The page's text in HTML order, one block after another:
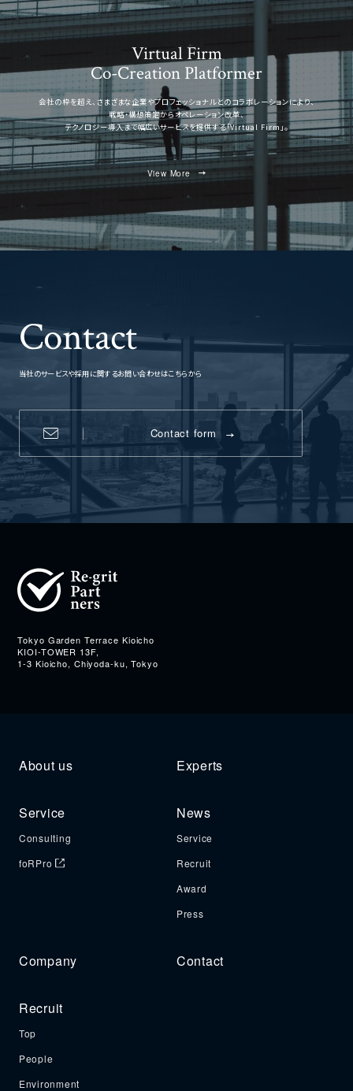
Virtual Firm
Co-Creation Platformer
会社の枠を超え、さまざまな企業やプロフェッショナルとのコラボレーションにより、
戦略・構想策定からオペレーション改革、
テクノロジー導入まで幅広いサービスを提供する「Virtual Firm」。
View More
Contact
当社のサービスや採用に関するお問い合わせはこちらから
Contact form
Tokyo Garden Terrace Kioicho
KIOI-TOWER 13F,
1-3 Kioicho, Chiyoda-ku, Tokyo
About us Experts
Service
Consulting
foRPro
News
Service
Recruit
Award
Press
Company Contact
Recruit
Top
People
Environment